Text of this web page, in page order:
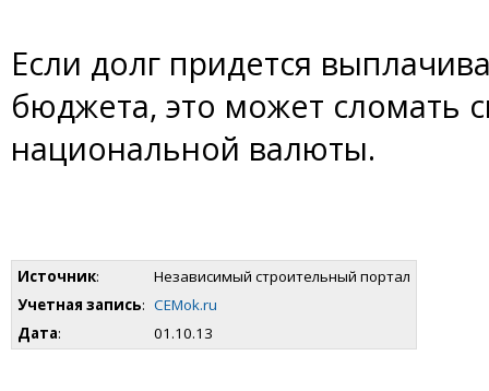
Если долг придется
бюджета, это может сломать
национальной валюты.
Источник:
Независимый строительный портал
Учетная запись: CEMok.ru
Дата: 01.10.13